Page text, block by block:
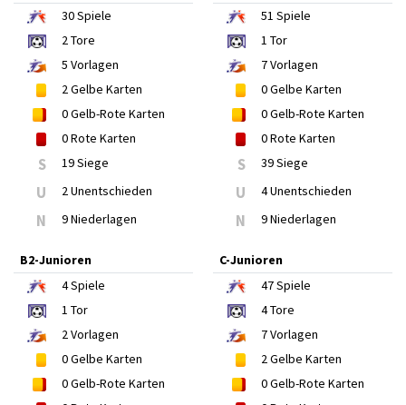
30Spiele
2Tore
5 Vorlagen
2Gelbe Karten
0Gelb-Rote Karten
0Rote Karten
S 19 Siege
U 2 Unentschieden
N 9 Niederlagen
51 Spiele
1 Tor
7Vorlagen
0Gelbe Karten
0Gelb-Rote Karten
0Rote Karten
S 39 Siege
U 4 Unentschieden
N 9 Niederlagen
B2-Junioren
4Spiele
1 Tor
2Vorlagen
0Gelbe Karten
0Gelb-Rote Karten
C-Junioren
47Spiele
4Tore
7Vorlagen
2Gelbe Karten
0Gelb-Rote Karten